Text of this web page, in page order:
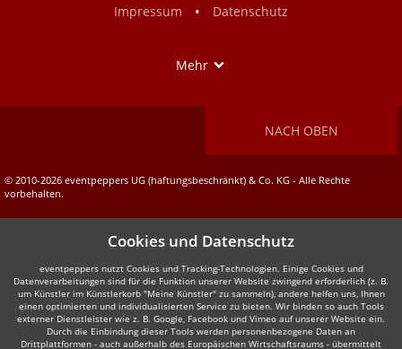
Impressum
• Datenschutz
Mehr
NACH OBEN
© 2010-2026 eventpeppers UG (haftungsbeschränkt) & Co. KG - Alle Rechte
vorbehalten.
Cookies und Datenschutz
eventpeppers nutzt Cookies und Tracking-Technologien. Einige Cookies und
Datenverarbeitungen sind für die Funktion unserer Website zwingend erforderlich (z. B.
um Künstler im Künstlerkorb "Meine Künstler" zu sammeln), andere helfen uns, Ihnen
einen optimierten und individualisierten Service zu bieten. Wir binden so auch Tools
externer Dienstleister wie z. B. Google, Facebook und Vimeo auf unserer Website ein.
Durch die Einbindung dieser Tools werden personenbezogene Daten an
Drittplattformen - auch außerhalb des Europäischen Wirtschaftsraums - übermittelt